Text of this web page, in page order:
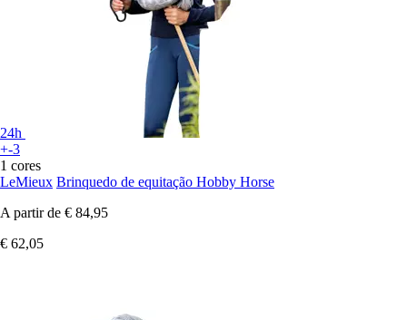
24h
+-3
1 cores
LeMieux Brinquedo de equitação Hobby Horse
A partir de € 84,95
€ 62,05